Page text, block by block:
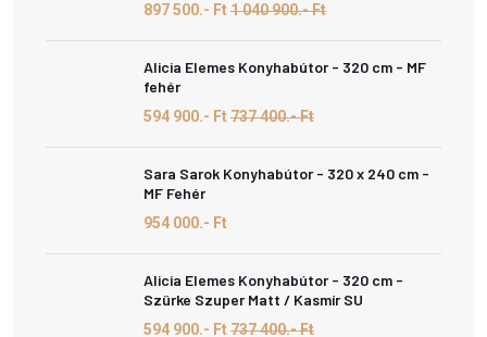
897 500.- Ft1 040 900.- Ft
Alicia Elemes Konyhabútor - 320 cm - MF
fehér
594 900.- Ft737 400.- Ft
Sara Sarok Konyhabútor - 320 x 240 cm -
MF Fehér
954 000.- Ft
Alicia Elemes Konyhabútor - 320 cm -
Szürke Szuper Matt / Kasmír SU
594 900.- Ft737 400.- Ft